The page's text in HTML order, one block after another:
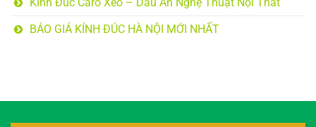
BÁO GIÁ KÍNH ĐÚC HÀ NỘI MỚI NHẤT